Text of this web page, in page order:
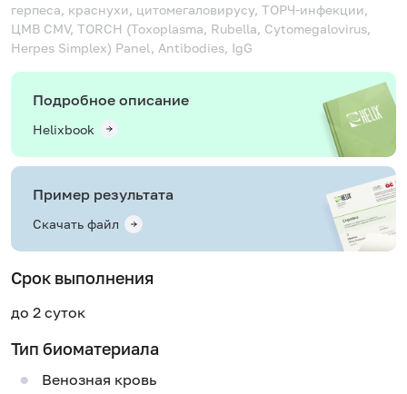
герпеса, краснухи, цитомегаловирусу, ТОРЧ-инфекции,
ЦМВ CMV, TORCH (Toxoplasma, Rubella, Cytomegalovirus,
Herpes Simplex) Panel, Antibodies, IgG
Подробное описание
Helixbook
Пример результата
Скачать файл
Срок выполнения
до 2 суток
Тип биоматериала
Венозная кровь